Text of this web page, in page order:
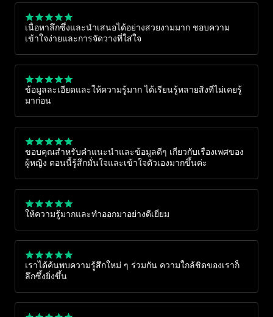
เนื้อหาลึกซึ้งและนำเสนอได้อย่างสวยงามมาก ชอบความ
เข้าใจง่ายและการจัดวางที่ใส่ใจ
ข้อมูลละเอียดและให้ความรู้มาก ได้เรียนรู้หลายสิ่งที่ไม่เคยรู้
มาก่อน
ขอบคุณสำหรับคำแนะนำและข้อมูลดีๆ เกี่ยวกับเรื่องเพศของ
ผู้หญิง ตอนนี้รู้สึกมั่นใจและเข้าใจตัวเองมากขึ้นค่ะ
ให้ความรู้มากและทำออกมาอย่างดีเยี่ยม
เราได้ค้นพบความรู้สึกใหม่ ๆ ร่วมกัน ความใกล้ชิดของเราก็
ลึกซึ้งยิ่งขึ้น